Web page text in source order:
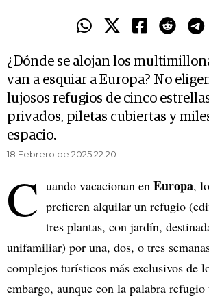
¿Dónde se alojan los
van a esquiar a Europa? No
lujosos refugios de cinco
privados, piletas cubiertas y
espacio.
18 Febrero de 2025 22.20
C uando vacacionan en Europa,
prefieren alquilar un refugio
tres plantas, con jardín,
unifamiliar) por una, dos, o tres
complejos turísticos más exclusivos de
embargo, aunque con la palabra refugio